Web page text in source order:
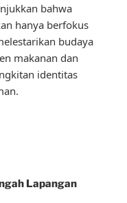
bahwa
hanya berfokus
budaya
makanan dan
identitas
Lapangan